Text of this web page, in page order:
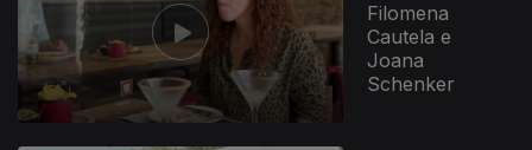
Filomena
Cautela e
Joana
Schenker